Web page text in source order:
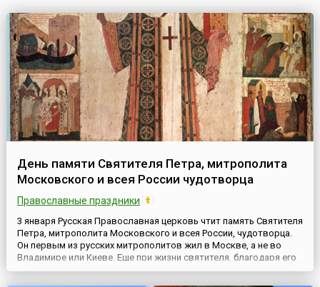
День памяти Святителя Петра, митрополита
Московского и всея России чудотворца
Православные праздники
3 января Русская Православная церковь чтит память Святителя
Петра, митрополита Московского и всея России, чудотворца.
Он первым из русских митрополитов жил в Москве, а не во
Владимире или Киеве. Еще при жизни святителя, благодаря его
выдающейся церковно-государственной деятельности,